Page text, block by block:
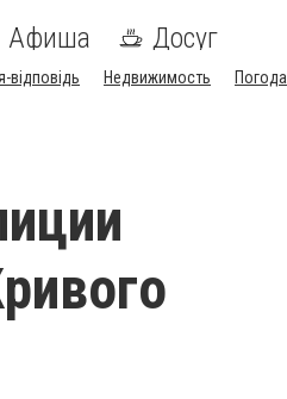
Афиша Досуг
відповідь Недвижимость Погода